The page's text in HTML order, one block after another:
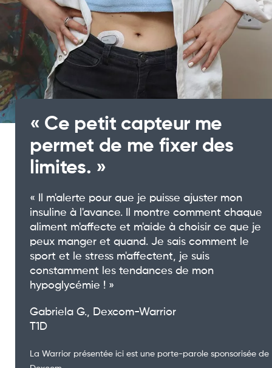
« Ce petit capteur me
permet de me fixer des
limites. »
« Il m'alerte pour que je puisse ajuster mon
insuline à l'avance. Il montre comment chaque
aliment m'affecte et m'aide à choisir ce que je
peux manger et quand. Je sais comment le
sport et le stress m'affectent, je suis
constamment les tendances de mon
hypoglycémie ! »
Gabriela G., Dexcom-Warrior
T1D
La Warrior présentée ici est une porte-parole sponsorisée de